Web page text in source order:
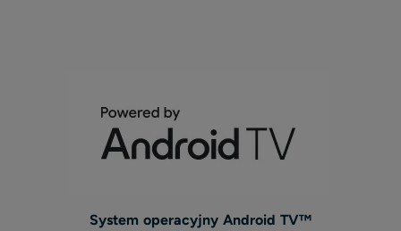
System operacyjny Android TV™